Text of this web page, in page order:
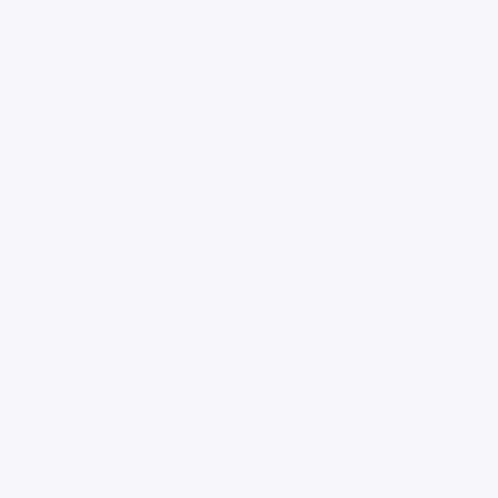
кофе, кастрюля или